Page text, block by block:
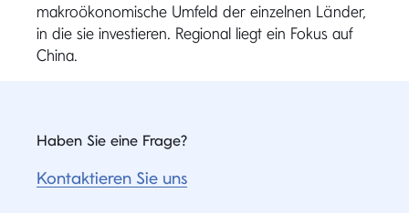
makroökonomische Umfeld der einzelnen Länder,
in die sie investieren. Regional liegt ein Fokus auf
China.
Haben Sie eine Frage?
Kontaktieren Sie uns